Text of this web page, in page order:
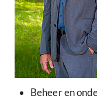
Beheer en